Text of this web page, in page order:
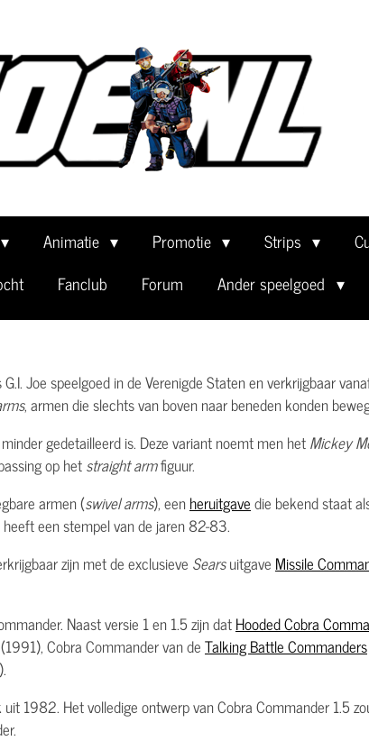
Animatie Promotie Strips
Fanclub Forum Ander speelgoed
Joe speelgoed in de Verenigde Staten en verkrijgbaar
, armen die slechts van boven naar beneden konden
gedetailleerd is. Deze variant noemt men hetMickey
op hetstraight armfiguur.
armen (swivel arms), eenheruitgavedie bekend staat
een stempel van de jaren 82-83.
zijn met de exclusieve Searsuitgave Missile
Naast versie 1 en 1.5 zijn datHooded Cobra
(1991), Cobra Commander van deTalking Battle Commanders
uit 1982. Het volledige ontwerp van Cobra Commander 1.5